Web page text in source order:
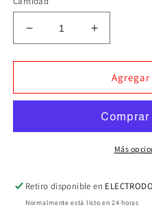
Reducir
cantidad
para
1
Congelador
84X50
cm,
Aumentar
cantidad
para
Frigorifico
1
Con
Corbero
84X50
cm,
Más
Retiro disponible en
Normalmente está listo en 24 horas